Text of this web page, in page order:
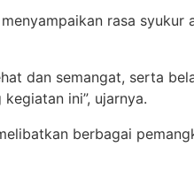
rasa
dan semangat, serta
ini”, ujarnya.
berbagai